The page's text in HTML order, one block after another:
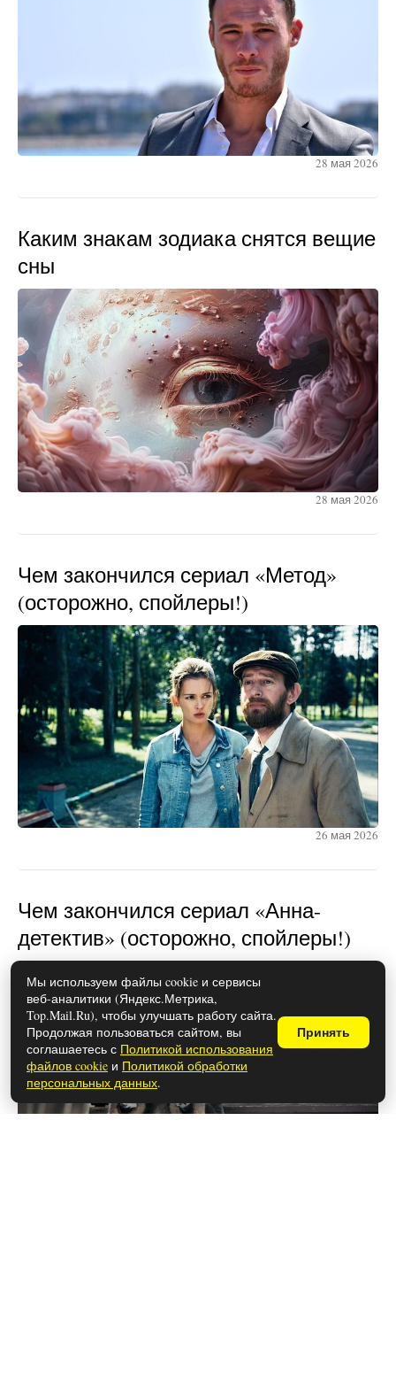
28 мая 2026
Каким знакам зодиака снятся вещие
сны
28 мая 2026
Чем закончился сериал «Метод»
(осторожно, спойлеры!)
26 мая 2026
Чем закончился сериал «Анна-
детектив» (осторожно, спойлеры!)
Мы используем файлы cookie и сервисы
веб-аналитики (Яндекс.Метрика,
Top.Mail.Ru), чтобы улучшать работу сайта.
Продолжая пользоваться сайтом, вы
соглашаетесь с Политикой использования
файлов cookie и Политикой обработки
персональных данных.
Принять